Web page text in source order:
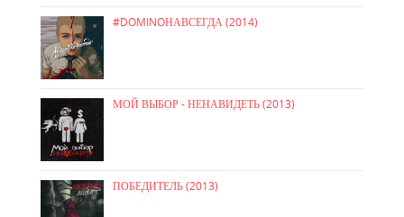
#DOMINOНАВСЕГДА (2014)
МОЙ ВЫБОР - НЕНАВИДЕТЬ (2013)
ПОБЕДИТЕЛЬ (2013)